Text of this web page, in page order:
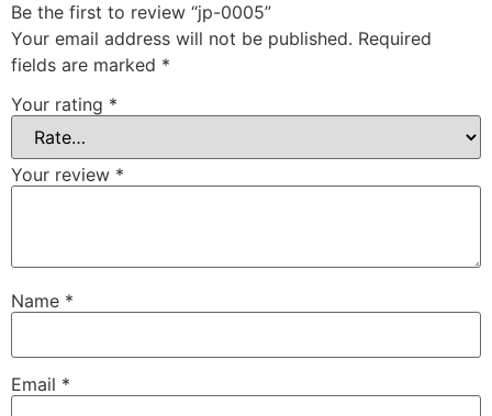
Be the first to review “jp-0005”
Your email address will not be published. Required
fields are marked *
Your rating *
Your review *
Name *
Email *